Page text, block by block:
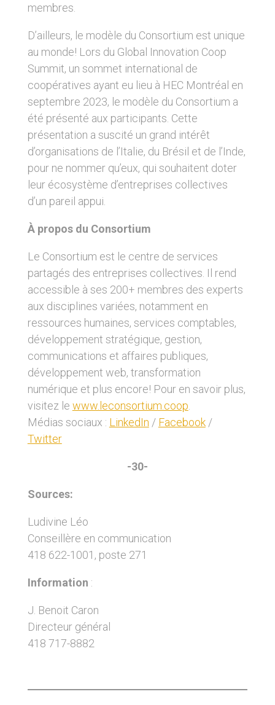
membres.
D’ailleurs, le modèle du Consortium est unique
au monde! Lors du Global Innovation Coop
Summit, un sommet international de
coopératives ayant eu lieu à HEC Montréal en
septembre 2023, le modèle du Consortium a
été présenté aux participants. Cette
présentation a suscité un grand intérêt
d’organisations de l’Italie, du Brésil et de l’Inde,
pour ne nommer qu’eux, qui souhaitent doter
leur écosystème d’entreprises collectives
d’un pareil appui.
À propos du Consortium
Le Consortium est le centre de services
partagés des entreprises collectives. Il rend
accessible à ses 200+ membres des experts
aux disciplines variées, notamment en
ressources humaines, services comptables,
développement stratégique, gestion,
communications et affaires publiques,
développement web, transformation
numérique et plus encore! Pour en savoir plus,
visitez le www.leconsortium.coop
Médias sociaux : LinkedIn / Facebook/
Twitter
-30-
Sources:
Ludivine Léo
Conseillère en communication
418 622-1001, poste 271
Information :
J. Benoit Caron
Directeur général
418 717-8882